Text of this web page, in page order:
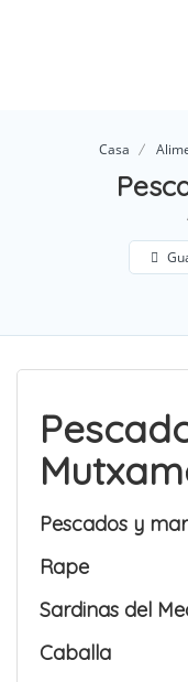
Casa
Pescados y
Rape
Sardinas del
Caballa